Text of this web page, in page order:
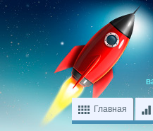
Главная